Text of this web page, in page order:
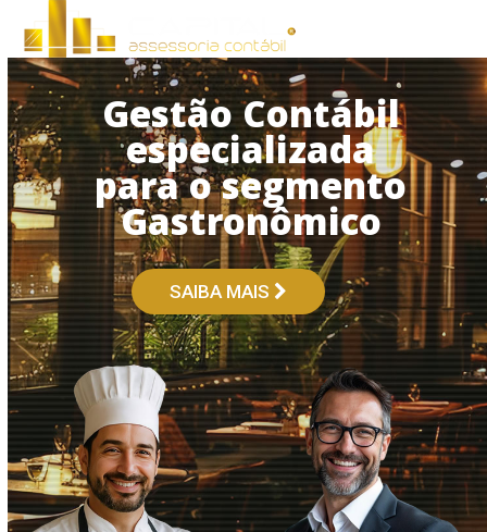
content
Open
mobile
menu
Close
mobile
menu
Gestão Contábil
especializada
para o segmento
Gastronômico
SAIBA MAIS